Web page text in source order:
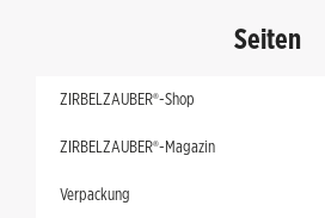
Seiten
ZIRBELZAUBER®-Shop
ZIRBELZAUBER®-Magazin
Verpackung